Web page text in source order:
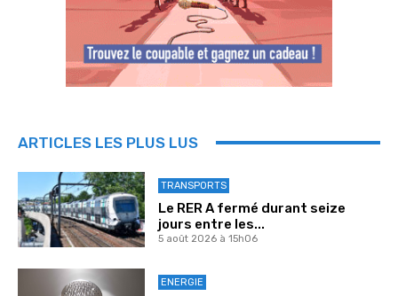
ARTICLES LES PLUS LUS
TRANSPORTS
Le RER A fermé durant seize
jours entre les...
5 août 2026 à 15h06
ENERGIE